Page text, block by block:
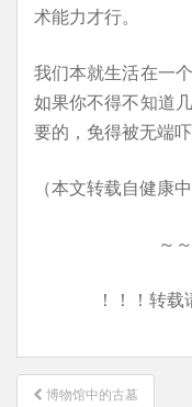
术能力才行。
我们本就生活在一
如果你不得不知道
要的，免得被无端吓
（本文转载自健康
～
！！！转
文 博物馆中的古墓